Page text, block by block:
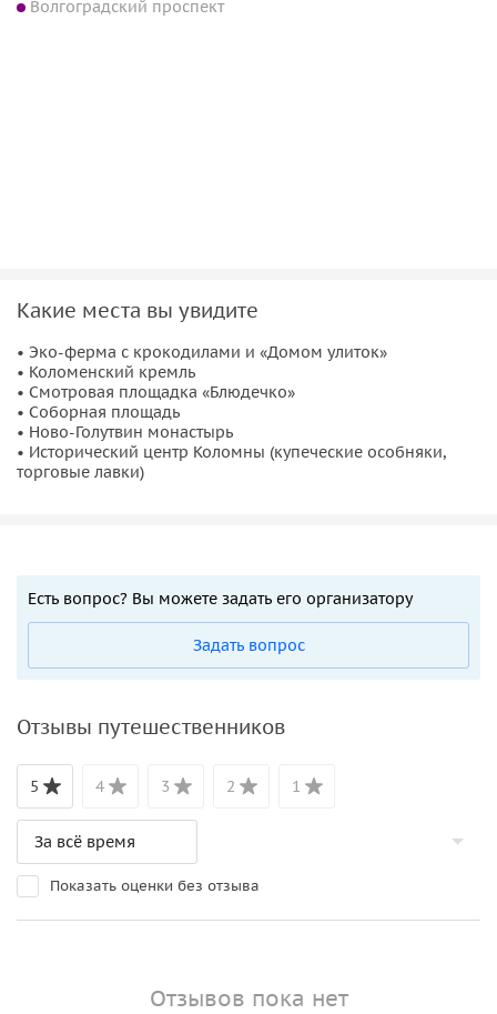
сыру
Волгоградский проспект
Какие места вы увидите
• Эко-ферма с крокодилами и «Домом улиток»
• Коломенский кремль
• Смотровая площадка «Блюдечко»
• Соборная площадь
• Ново-Голутвин монастырь
• Исторический центр Коломны (купеческие особняки,
торговые лавки)
Есть вопрос? Вы можете задать его организатору
Задать вопрос
Отзывы путешественников
5 4 3 2 1
Показать оценки без отзыва
Отзывов пока нет